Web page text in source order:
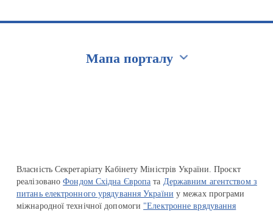
Мапа порталу
Власність Секретаріату Кабінету Міністрів України. Проєкт
реалізованоФондом Східна Європа та Державним агентством з
питань електронного урядування України у межах програми
міжнародної технічної допомоги "Електронне врядування